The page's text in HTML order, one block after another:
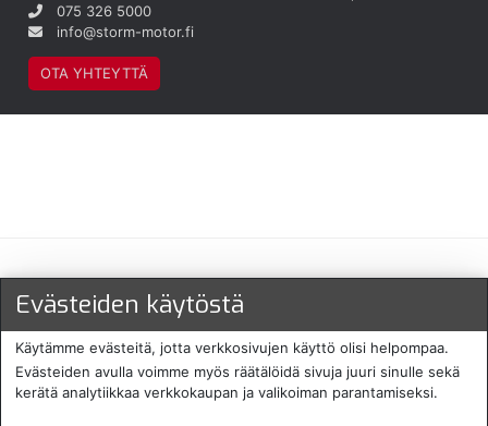
075 326 5000
info@storm-motor.fi
OTA YHTEYTTÄ
Maksu- ja toimitustavat
Evästeiden käytöstä
Käytämme evästeitä, jotta verkkosivujen käyttö olisi helpompaa.
Evästeiden avulla voimme myös räätälöidä sivuja juuri sinulle sekä
kerätä analytiikkaa verkkokaupan ja valikoiman parantamiseksi.